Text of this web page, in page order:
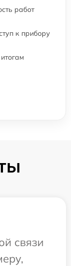
работ
к прибору
связи